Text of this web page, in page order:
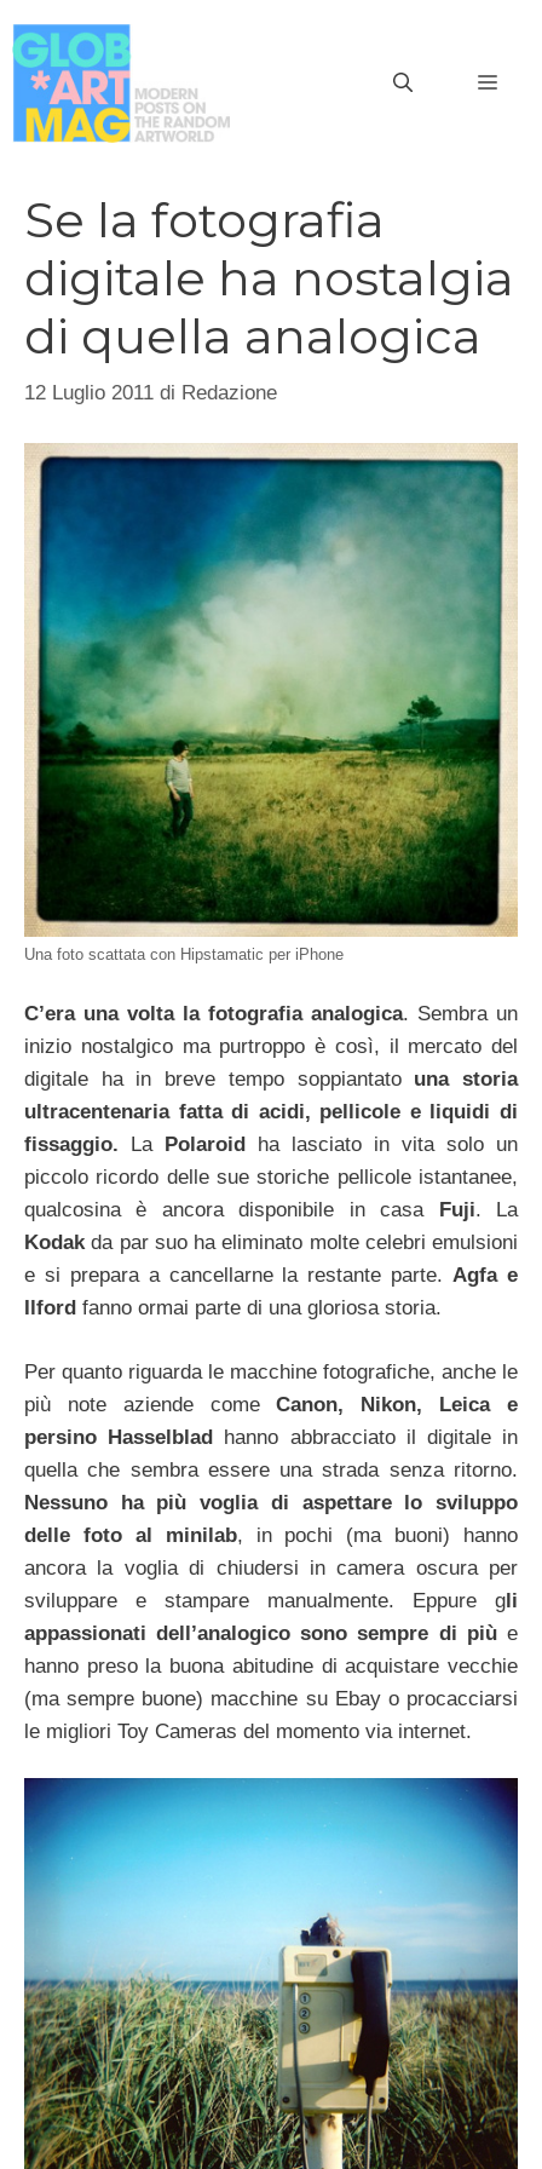
al
contenuto
Se la fotografia
digitale ha nostalgia
di quella analogica
12 Luglio 2011 di Redazione
Una foto scattata con Hipstamatic per iPhone
C’era una volta la fotografia analogica. Sembra un
inizio nostalgico ma purtroppo è così, il mercato del
digitale ha in breve tempo soppiantato una storia
ultracentenaria fatta di acidi, pellicole e liquidi di
fissaggio. La Polaroid ha lasciato in vita solo un
piccolo ricordo delle sue storiche pellicole istantanee,
qualcosina è ancora disponibile in casa Fuji. La
Kodakda par suo ha eliminato molte celebri emulsioni
e si prepara a cancellarne la restante parte.Agfa e
Ilford fanno ormai parte di una gloriosa storia.
Per quanto riguarda le macchine fotografiche, anche le
più note aziende comeCanon, Nikon, Leica e
persino Hasselblad hanno abbracciato il digitale in
quella che sembra essere una strada senza ritorno.
Nessuno ha più voglia di aspettare lo sviluppo
delle foto al minilab, in pochi (ma buoni) hanno
ancora la voglia di chiudersi in camera oscura per
sviluppare e stampare manualmente. Eppure gli
appassionati dell’analogico sono sempre di piùe
hanno preso la buona abitudine di acquistare vecchie
(ma sempre buone) macchine su Ebay o procacciarsi
le migliori Toy Cameras del momento via internet.